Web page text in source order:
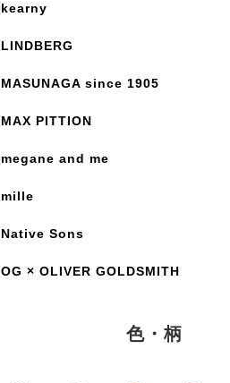
kearny
LINDBERG
MASUNAGA since 1905
MAX PITTION
megane and me
mille
Native Sons
OG × OLIVER GOLDSMITH
色・柄